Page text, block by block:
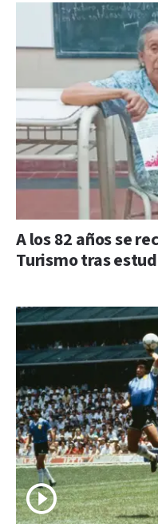
A los 82 años se
Turismo tras